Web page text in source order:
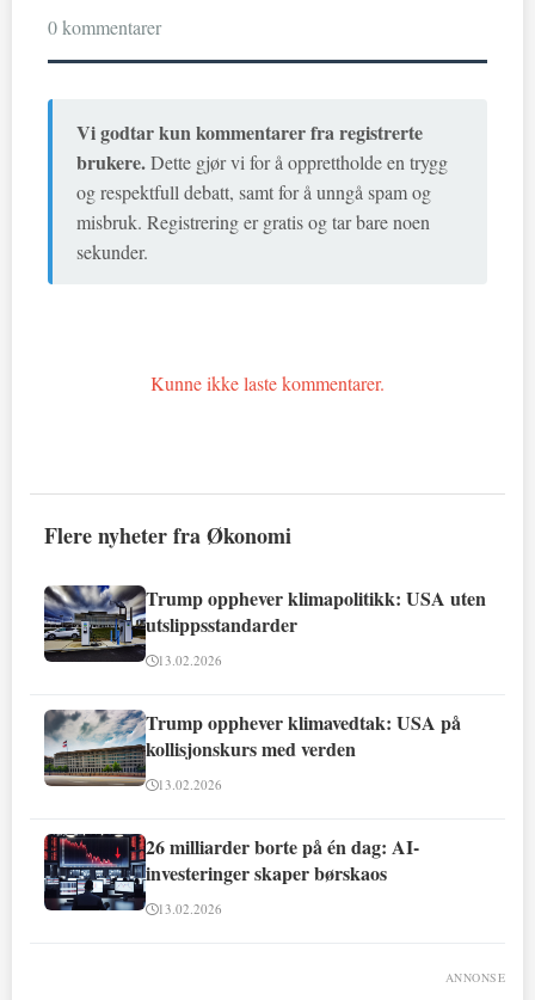
0 kommentarer
Vi godtar kun kommentarer fra registrerte
brukere.Dette gjør vi for å opprettholde en trygg
og respektfull debatt, samt for å unngå spam og
misbruk. Registrering er gratis og tar bare noen
sekunder.
Kunne ikke laste kommentarer.
Flere nyheter fra Økonomi
Trump opphever klimapolitikk: USA uten
utslippsstandarder
13.02.2026
Trump opphever klimavedtak: USA på
kollisjonskurs med verden
13.02.2026
26 milliarder borte på én dag: AI-
investeringer skaper børskaos
13.02.2026
ANNONSE